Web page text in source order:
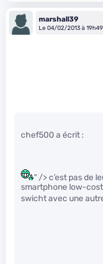
marshall39
Le 04/02/2013 à 19h49
chef500 a écrit :
" /> c’est pas de
smartphone low-
swicht avec une